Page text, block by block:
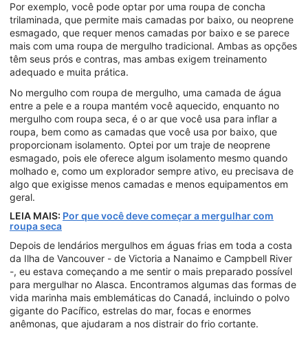
Por exemplo, você pode optar por uma roupa de concha
trilaminada, que permite mais camadas por baixo, ou neoprene
esmagado, que requer menos camadas por baixo e se parece
mais com uma roupa de mergulho tradicional. Ambas as opções
têm seus prós e contras, mas ambas exigem treinamento
adequado e muita prática.
No mergulho com roupa de mergulho, uma camada de água
entre a pele e a roupa mantém você aquecido, enquanto no
mergulho com roupa seca, é o ar que você usa para inflar a
roupa, bem como as camadas que você usa por baixo, que
proporcionam isolamento. Optei por um traje de neoprene
esmagado, pois ele oferece algum isolamento mesmo quando
molhado e, como um explorador sempre ativo, eu precisava de
algo que exigisse menos camadas e menos equipamentos em
geral.
LEIA MAIS: Por que você deve começar a mergulhar com
roupa seca
Depois de lendários mergulhos em águas frias em toda a costa
da Ilha de Vancouver - de Victoria a Nanaimo e Campbell River
-, eu estava começando a me sentir o mais preparado possível
para mergulhar no Alasca. Encontramos algumas das formas de
vida marinha mais emblemáticas do Canadá, incluindo o polvo
gigante do Pacífico, estrelas do mar, focas e enormes
anêmonas, que ajudaram a nos distrair do frio cortante.